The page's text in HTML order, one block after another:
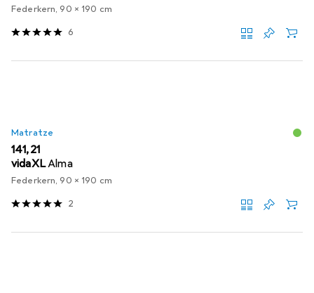
Federkern, 90 x 190 cm
6
Matratze
EUR
141,21
vidaXLAlma
Federkern, 90 x 190 cm
2